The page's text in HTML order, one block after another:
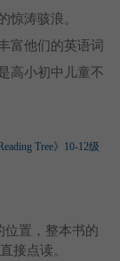
惊涛骇浪。
富他们的英语词
高小初中儿童不
Tree》10-12级
位置，整本书的
接点读。